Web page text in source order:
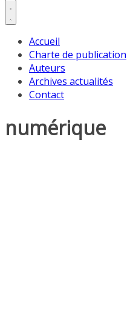
Accueil
Charte de publication
Auteurs
Archives actualités
Contact
numérique